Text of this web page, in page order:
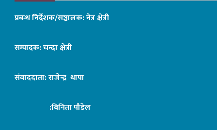
प्रबन्ध निर्देशक/सञ्चालक: नेत्र क्षेत्री
सम्पादक: चन्दा क्षेत्री
संवाददाता: राजेन्द्र थापा
:बिनिता पौडेल